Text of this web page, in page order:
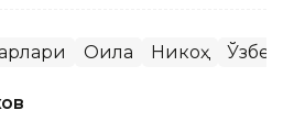
Оила Никоҳ